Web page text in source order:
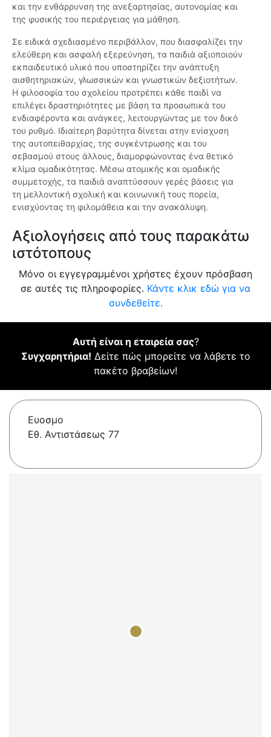
και την ενθάρρυνση της ανεξαρτησίας, αυτονομίας και
της φυσικής του περιέργειας για μάθηση.
Σε ειδικά σχεδιασμένο περιβάλλον, που διασφαλίζει την
ελεύθερη και ασφαλή εξερεύνηση, τα παιδιά αξιοποιούν
εκπαιδευτικό υλικό που υποστηρίζει την ανάπτυξη
αισθητηριακών, γλωσσικών και γνωστικών δεξιοτήτων.
Η φιλοσοφία του σχολείου προτρέπει κάθε παιδί να
επιλέγει δραστηριότητες με βάση τα προσωπικά του
ενδιαφέροντα και ανάγκες, λειτουργώντας με τον δικό
του ρυθμό. Ιδιαίτερη βαρύτητα δίνεται στην ενίσχυση
της αυτοπειθαρχίας, της συγκέντρωσης και του
σεβασμού στους άλλους, διαμορφώνοντας ένα θετικό
κλίμα ομαδικότητας. Μέσω ατομικής και ομαδικής
συμμετοχής, τα παιδιά αναπτύσσουν γερές βάσεις για
τη μελλοντική σχολική και κοινωνική τους πορεία,
ενισχύοντας τη φιλομάθεια και την ανακάλυψη.
Αξιολογήσεις από τους παρακάτω
ιστότοπους
Μόνο οι εγγεγραμμένοι χρήστες έχουν πρόσβαση
σε αυτές τις πληροφορίες. Κάντε κλικ εδώ για να
συνδεθείτε.
Αυτή είναι η εταιρεία σας?
Συγχαρητήρια! Δείτε πώς μπορείτε να λάβετε το
πακέτο βραβείων!
Ευοσμο
Εθ. Αντιστάσεως 77